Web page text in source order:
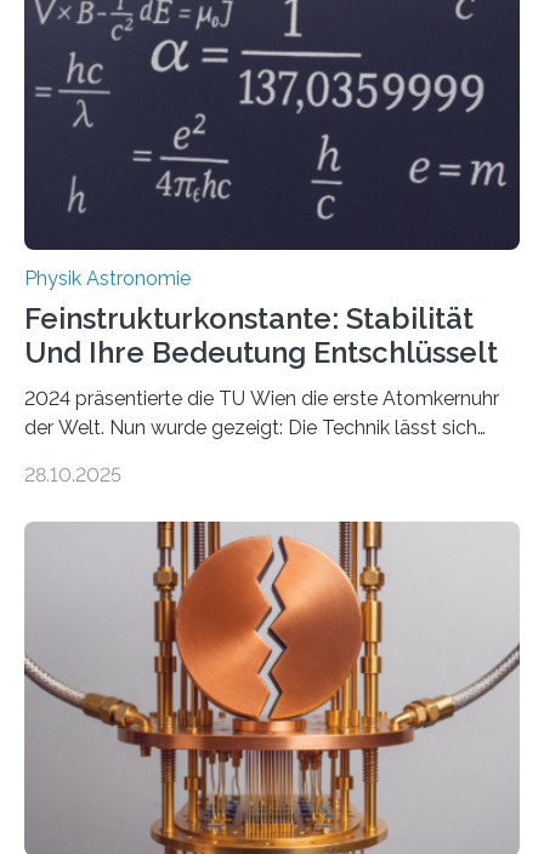
Physik Astronomie
Feinstrukturkonstante: Stabilität
Und Ihre Bedeutung Entschlüsselt
2024 präsentierte die TU Wien die erste Atomkernuhr
der Welt. Nun wurde gezeigt: Die Technik lässt sich
fundamentalen Physik nachzugehen. Thorium-
Messungen verwenden. Das hatte man jahrzehntelang
vermutet, weltweit war nach den passenden
Atomkern-Zuständen gesucht worden, 2024 gelang
einem Team der TU Wien mit Unterstützung
internationaler Partner der entscheidende Durchbruch:
Der lange diskutierte Thorium-Kernübergang wurde
gefunden. Kurz darauf konnte man zeigen, dass sich
Thorium tatsächlich nutzen lässt, um hochpräzise…
28.10.2025